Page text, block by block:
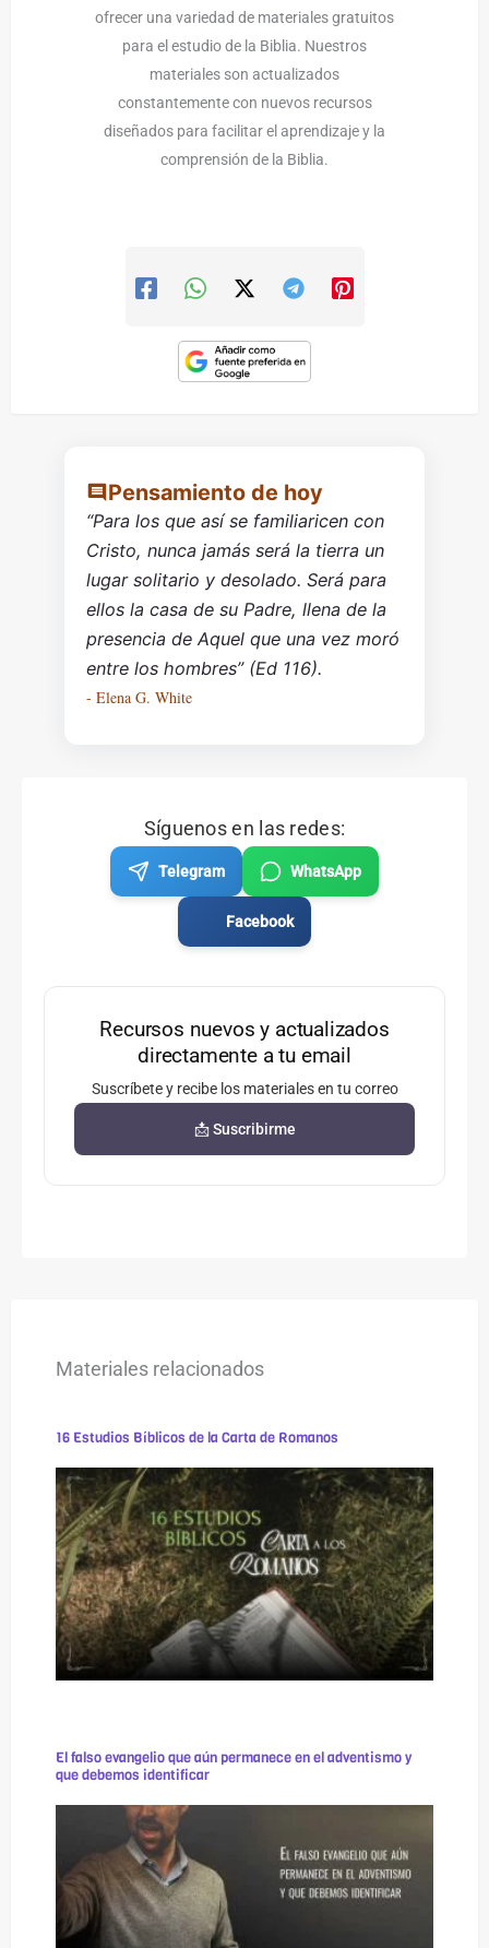
ofrecer una variedad de materiales gratuitos
para el estudio de la Biblia. Nuestros
materiales son actualizados
constantemente con nuevos recursos
diseñados para facilitar el aprendizaje y la
comprensión de la Biblia.
Pensamiento de hoy
“Para los que así se familiaricen con
Cristo, nunca jamás será la tierra un
lugar solitario y desolado. Será para
ellos la casa de su Padre, llena de la
presencia de Aquel que una vez moró
entre los hombres” (Ed 116).
- Elena G. White
Síguenos en las redes:
Telegram WhatsApp
Facebook
Recursos nuevos y actualizados
directamente a tu email
Suscríbete y recibe los materiales en tu correo
📩 Suscribirme
Materiales relacionados
16 Estudios Bíblicos de la Carta de Romanos
El falso evangelio que aún permanece en el adventismo y
que debemos identificar